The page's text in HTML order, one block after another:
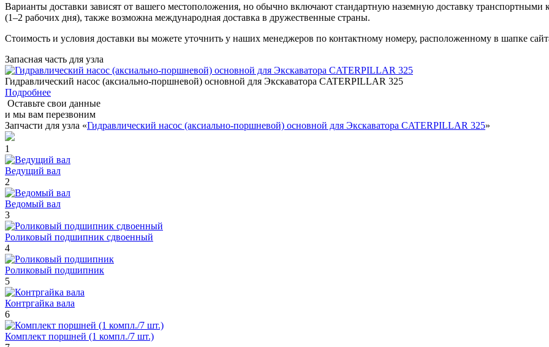
Варианты доставки зависят от вашего местоположения, но обычно включают стандартную наземную доставку транспортными
(1–2 рабочих дня), также возможна международная доставка в дружественные страны.
Стоимость и условия доставки вы можете уточнить у наших менеджеров по контактному номеру, расположенному в шапке
Запасная часть для узла
Гидравлический насос (аксиально-поршневой) основной для Экскаватора CATERPILLAR 325
Подробнее
Оставьте свои данные
и мы вам перезвоним
Запчасти для узла «Гидравлический насос (аксиально-поршневой) основной для Экскаватора CATERPILLAR 325»
1
Ведущий вал
2
Ведомый вал
3
Роликовый подшипник сдвоенный
4
Роликовый подшипник
5
Контргайка вала
6
Комплект поршней (1 компл./7 шт.)